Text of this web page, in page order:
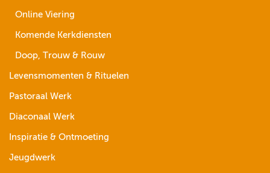
Online Viering
Komende Kerkdiensten
Doop, Trouw & Rouw
Levensmomenten & Rituelen
Pastoraal Werk
Diaconaal Werk
Inspiratie & Ontmoeting
Jeugdwerk